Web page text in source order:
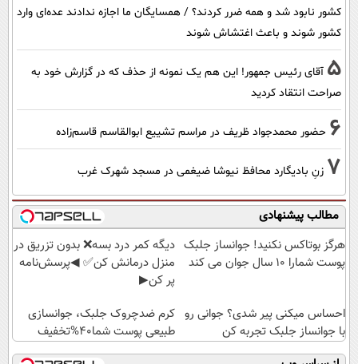
کشور نابود شد و همه ضرر کردند؟ / همسایگان ما اجازه ندادند عده‌ای وارد
کشور شوند و باعث اغتشاش شوند
5 آقای رئیس جمهور! این هم یک نمونه از حذف که در گزارش خود به
صراحت انتقاد کردید
6 حضور محمدجواد ظریف در مراسم تشییع ابوالقاسم قاسم‌زاده
7 زنِ بادیگارد محافظ نیوشا ضیغمی در مسجد شهرک غرب
مطالب پیشنهادی
هرگز بوتاکس نکنید! جوانساز جلبک
پوست شمارا ۱۰ سال جوان می کند
دیگه کمر درد بسه❌ بدون تزریق در
منزل درمانش کن✅ ◀پرسش‌نامه
پر کن▶
احساس میکنی پیر شدی؟ جوانی رو
با جوانساز جلبک تجربه کن
کرم ضدچروک جلبک، جوانسازی
طبیعی پوست شما40%تخفیف